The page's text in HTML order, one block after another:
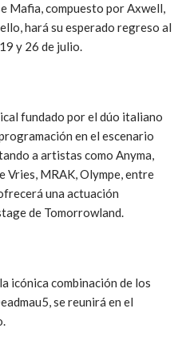
Mafia, compuesto por Axwell,
hará su esperado regreso al
y 26 de julio.
fundado por el dúo italiano
en el escenario
a artistas como Anyma,
Vries, MRAK, Olympe, entre
una actuación
de Tomorrowland.
icónica combinación de los
se reunirá en el